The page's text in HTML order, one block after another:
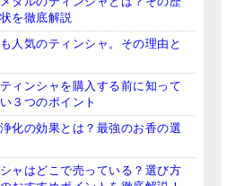
を徹底解説
人気のティンシャ。その理由と
ィンシャを購入する前に知って
３つのポイント
化の効果とは？最強のお香の選
ャはどこで売っている？選び方